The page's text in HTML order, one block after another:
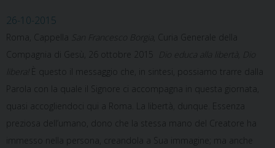
26-10-2015
Roma, Cappella
, Curia Generale della
Compagnia di Gesù, 26 ottobre 2015
È questo il messaggio che, in sintesi, possiamo trarre dalla
Parola con la quale il Signore ci accompagna in questa giornata,
quasi accogliendoci qui a Roma. La libertà, dunque. Essenza
preziosa dell’umano, dono che la stessa mano del Creatore ha
immesso nella persona, creandola a Sua immagine; ma anche